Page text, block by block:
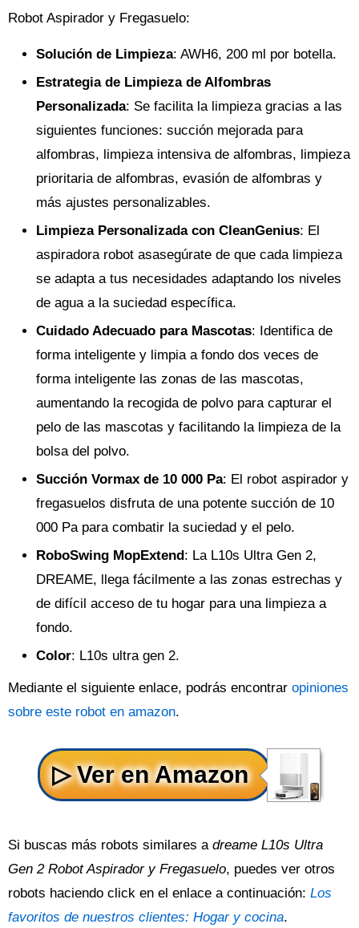
Robot Aspirador y Fregasuelo:
Solución de Limpieza: AWH6, 200 ml por botella.
Estrategia de Limpieza de Alfombras
Personalizada: Se facilita la limpieza gracias a las
siguientes funciones: succión mejorada para
alfombras, limpieza intensiva de alfombras, limpieza
prioritaria de alfombras, evasión de alfombras y
más ajustes personalizables.
Limpieza Personalizada con CleanGenius: El
aspiradora robot asasegúrate de que cada limpieza
se adapta a tus necesidades adaptando los niveles
de agua a la suciedad específica.
Cuidado Adecuado para Mascotas: Identifica de
forma inteligente y limpia a fondo dos veces de
forma inteligente las zonas de las mascotas,
aumentando la recogida de polvo para capturar el
pelo de las mascotas y facilitando la limpieza de la
bolsa del polvo.
Succión Vormax de 10 000 Pa: El robot aspirador y
fregasuelos disfruta de una potente succión de 10
000 Pa para combatir la suciedad y el pelo.
RoboSwing MopExtend: La L10s Ultra Gen 2,
DREAME, llega fácilmente a las zonas estrechas y
de difícil acceso de tu hogar para una limpieza a
fondo.
Color: L10s ultra gen 2.
Mediante el siguiente enlace, podrás encontrar opiniones
sobre este robot en amazon.
Si buscas más robots similares a dreame L10s Ultra
Gen 2 Robot Aspirador y Fregasuelo, puedes ver otros
robots haciendo click en el enlace a continuación: Los
favoritos de nuestros clientes: Hogar y cocina.